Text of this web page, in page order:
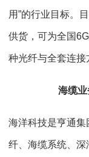
用”的行业目标。
供货，可为全国6G
种光纤与全套连接
海缆
海洋科技是亨通
纤、海缆系统、深